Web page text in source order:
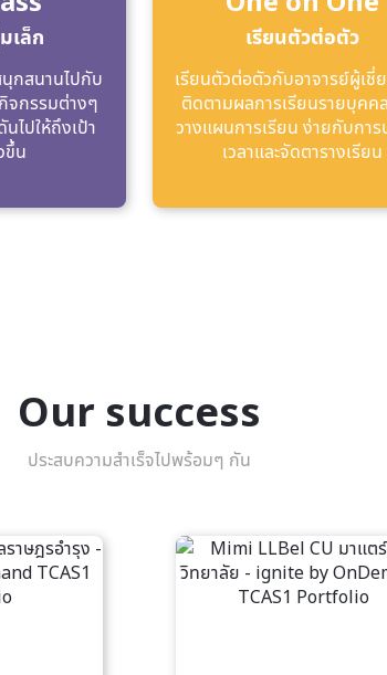
เล็ก
กสนานไปกับ
จกรรมต่างๆ
ไปให้ถึงเป้า
ขึ้น
เรียนตัวต่อตัว
เรียนตัวต่อตัวกับอาจารย์ผู้เชี่
ติดตามผลการเรียนรายบุคค
วางแผนการเรียน ง่ายกับการ
เวลาและจัดตารางเรียน
Our success
ประสบความสำเร็จไปพร้อมๆ กัน